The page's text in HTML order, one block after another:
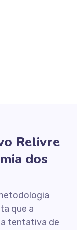
Relivre
dos
que a
tentativa de